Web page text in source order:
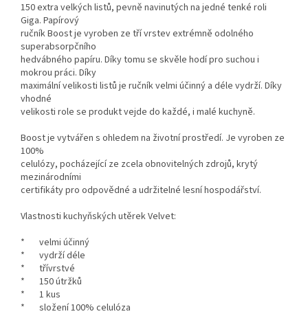
150 extra velkých listů, pevně navinutých na jedné tenké roli
Giga. Papírový
ručník Boost je vyroben ze tří vrstev extrémně odolného
superabsorpčního
hedvábného papíru. Díky tomu se skvěle hodí pro suchou i
mokrou práci. Díky
maximální velikosti listů je ručník velmi účinný a déle vydrží. Díky
vhodné
velikosti role se produkt vejde do každé, i malé kuchyně.
Boost je vytvářen s ohledem na životní prostředí. Je vyroben ze
100%
celulózy, pocházející ze zcela obnovitelných zdrojů, krytý
mezinárodními
certifikáty pro odpovědné a udržitelné lesní hospodářství.
Vlastnosti kuchyňských utěrek Velvet:
* velmi účinný
* vydrží déle
* třívrstvé
* 150 útržků
* 1 kus
* složení 100% celulóza